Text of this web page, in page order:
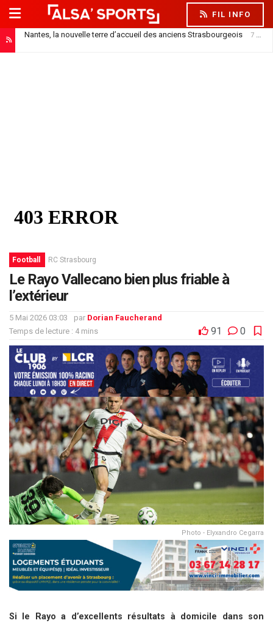
FIL INFO
Nantes, la nouvelle terre d’accueil des anciens Strasbourgeois
7 août 2026
Officiel : Saïdou Sow prêté au FC Nantes
Football RC Strasbourg
Le Rayo Vallecano bien plus friable à
l’extérieur
5 Mai 2026 03:03 par Dorian Faucherand
Temps de lecture : 4 mins
91 0
Photo - Elyxandro Cegarra
Si le Rayo a d’excellents résultats à domicile dans son